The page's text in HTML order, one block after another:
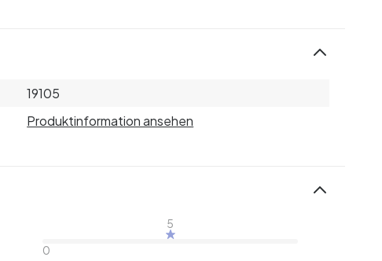
19105
Produktinformation ansehen
5
0